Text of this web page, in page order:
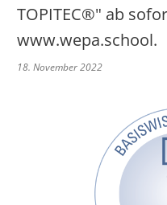
TOPITEC®" ab
www.wepa.school.
18. November 2022